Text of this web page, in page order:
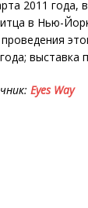
2011 года,
в Нью-
выставка
Eyes Way